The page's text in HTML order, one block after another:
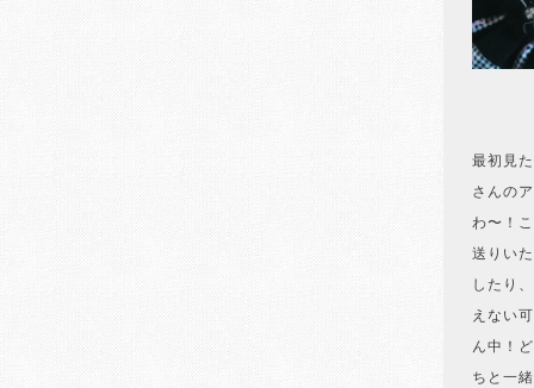
最初見
さんの
わ〜！
送りい
したり
えない
ん中！
ちと一